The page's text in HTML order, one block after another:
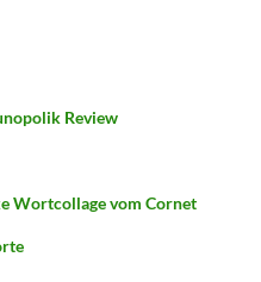
Review
Wortcollage vom Cornet